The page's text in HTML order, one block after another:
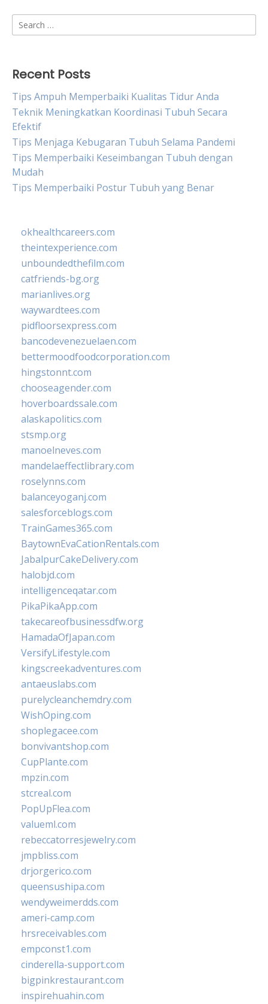
Search
for:
Recent Posts
Tips Ampuh Memperbaiki Kualitas Tidur Anda
Teknik Meningkatkan Koordinasi Tubuh Secara
Efektif
Tips Menjaga Kebugaran Tubuh Selama Pandemi
Tips Memperbaiki Keseimbangan Tubuh dengan
Mudah
Tips Memperbaiki Postur Tubuh yang Benar
okhealthcareers.com
theintexperience.com
unboundedthefilm.com
catfriends-bg.org
marianlives.org
waywardtees.com
pidfloorsexpress.com
bancodevenezuelaen.com
bettermoodfoodcorporation.com
hingstonnt.com
chooseagender.com
hoverboardssale.com
alaskapolitics.com
stsmp.org
manoelneves.com
mandelaeffectlibrary.com
roselynns.com
balanceyoganj.com
salesforceblogs.com
TrainGames365.com
BaytownEvaCationRentals.com
JabalpurCakeDelivery.com
halobjd.com
intelligenceqatar.com
PikaPikaApp.com
takecareofbusinessdfw.org
HamadaOfJapan.com
VersifyLifestyle.com
kingscreekadventures.com
antaeuslabs.com
purelycleanchemdry.com
WishOping.com
shoplegacee.com
bonvivantshop.com
CupPlante.com
mpzin.com
stcreal.com
PopUpFlea.com
valueml.com
rebeccatorresjewelry.com
jmpbliss.com
drjorgerico.com
queensushipa.com
wendyweimerdds.com
ameri-camp.com
hrsreceivables.com
empconst1.com
cinderella-support.com
bigpinkrestaurant.com
inspirehuahin.com